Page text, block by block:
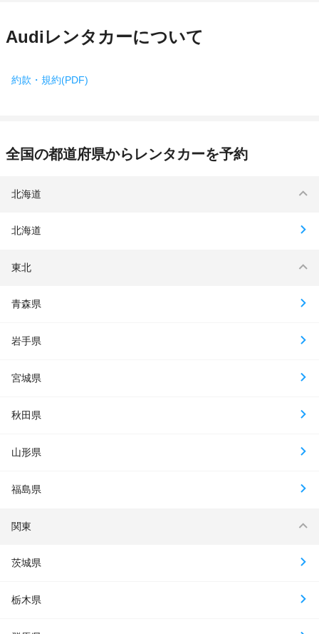
Audiレンタカーについて
約款・規約(PDF)
全国の都道府県からレンタカーを予約
北海道
北海道
東北
青森県
岩手県
宮城県
秋田県
山形県
福島県
関東
茨城県
栃木県